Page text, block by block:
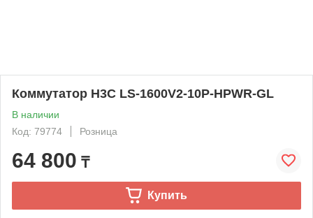
Коммутатор H3C LS-1600V2-10P-HPWR-GL
В наличии
Код: 79774
Розница
64 800 ₸
Купить